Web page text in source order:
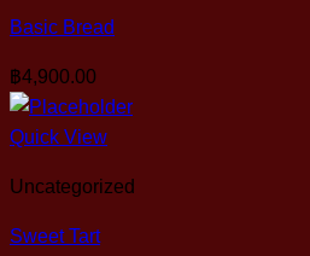
Basic Bread
฿4,900.00
Quick View
Uncategorized
Sweet Tart